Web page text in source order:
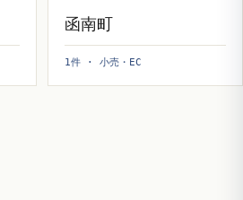
函南町
1件 · 小売・EC